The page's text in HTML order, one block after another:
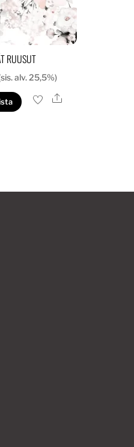
RUUSUT
alv. 25,5%)
Tällä
tehdä
Ale